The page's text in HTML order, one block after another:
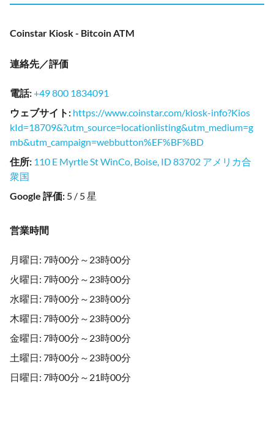
Coinstar Kiosk - Bitcoin ATM
連絡先／評価
電話:+49 800 1834091
ウェブサイト : https://www.coinstar.com/kiosk-info?Kios
kId=18709&?utm_source=locationlisting&utm_medium=g
mb&utm_campaign=webbutton%EF%BF%BD
住所: 110 E Myrtle St WinCo, Boise, ID 83702 アメリカ合
衆国
Google 評価: 5 / 5 星
営業時間
月曜日: 7時00分～23時00分
火曜日: 7時00分～23時00分
水曜日: 7時00分～23時00分
木曜日: 7時00分～23時00分
金曜日: 7時00分～23時00分
土曜日: 7時00分～23時00分
日曜日: 7時00分～21時00分